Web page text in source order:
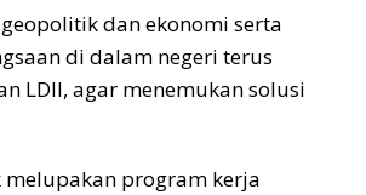
dan ekonomi serta
di dalam negeri terus
LDII, agar menemukan solusi
melupakan program kerja